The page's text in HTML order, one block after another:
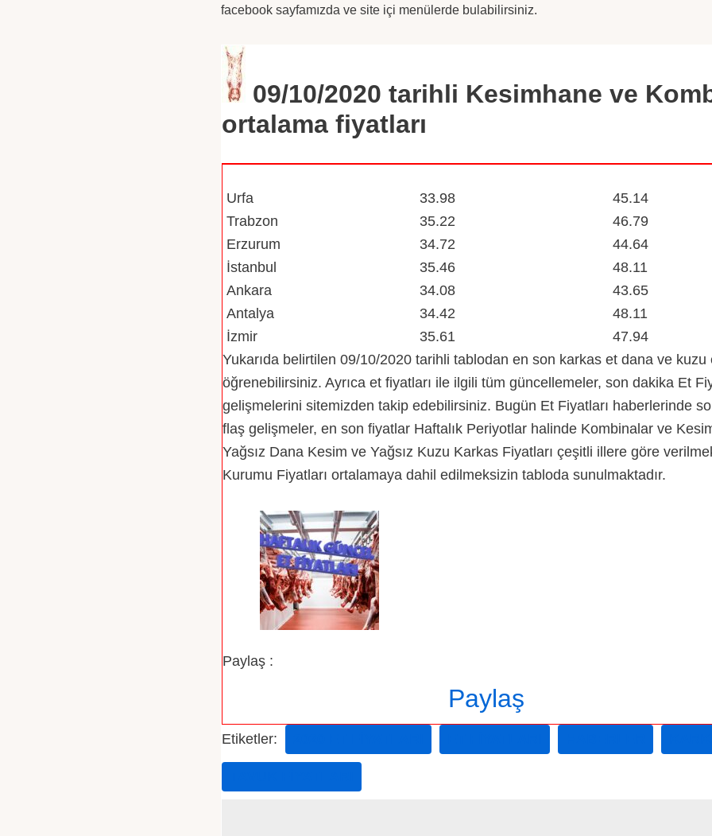
facebook sayfamızda ve site içi menülerde bulabilirsiniz.
09/10/2020 tarihli Kesimhane ve
ortalama fiyatları
Urfa
33.98
45.14
Trabzon
35.22
46.79
Erzurum
34.72
44.64
İstanbul
35.46
48.11
Ankara
34.08
43.65
Antalya
34.42
48.11
İzmir
35.61
47.94
Yukarıda belirtilen 09/10/2020tarihli tablodan en son karkas et dana ve kuzu
öğrenebilirsiniz. Ayrıca et fiyatları ile ilgili tüm güncellemeler, son dakika Et
gelişmelerini sitemizden takip edebilirsiniz. Bugün Et Fiyatları haberlerinde
flaş gelişmeler, en son fiyatlar Haftalık Periyotlar halinde Kombinalar ve
Yağsız Dana Kesim ve Yağsız Kuzu Karkas Fiyatları çeşitli illere göre
Kurumu Fiyatları ortalamaya dahil edilmeksizin tabloda sunulmaktadır.
Paylaş :
Paylaş
Etiketler: